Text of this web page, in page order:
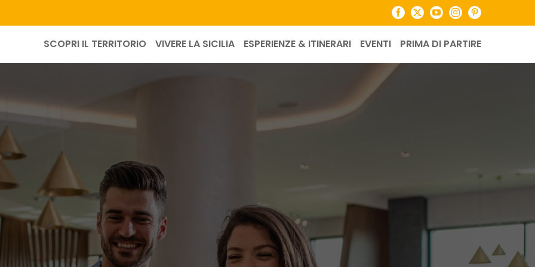
Facebook
X YouTubeInstagramPinterest
SCOPRI IL TERRITORIO VIVERE LA SICILIA ESPERIENZE & ITINERARI EVENTI PRIMA DI PARTIRE